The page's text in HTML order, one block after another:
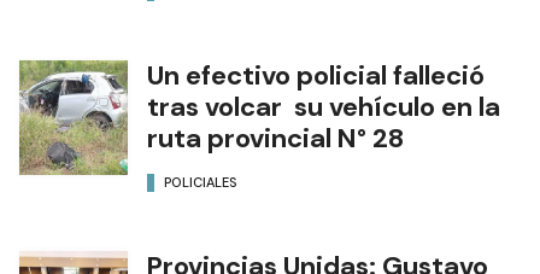
Un efectivo policial falleció
tras volcar su vehículo en la
ruta provincial N° 28
POLICIALES
Provincias Unidas: Gustavo